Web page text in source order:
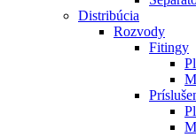
Distribúcia
Rozvody
Fitingy